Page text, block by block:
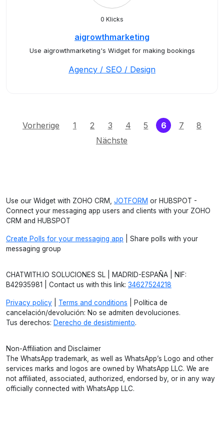
0 Klicks
aigrowthmarketing
Use aigrowthmarketing's Widget for making bookings
Agency / SEO / Design
Vorherige 1 2 3 4 5 6(current)
7
8
Nächste
Use our Widget with ZOHO CRM, JOTFORM or HUBSPOT -
Connect your messaging app users and clients with your ZOHO
CRM and HUBSPOT
Create Polls for your messaging app | Share polls with your
messaging group
CHATWITH.IO SOLUCIONES SL | MADRID-ESPAÑA | NIF:
B42935981 | Contact us with this link: 34627524218
Privacy policy Terms and conditions | Política de
cancelación/devolución: No se admiten devoluciones.
Tus derechos: Derecho de desistimiento.
Non-Affiliation and Disclaimer
The WhatsApp trademark, as well as WhatsApp’s Logo and other
services marks and logos are owned by WhatsApp LLC. We are
not affiliated, associated, authorized, endorsed by, or in any way
officially connected with WhatsApp LLC.